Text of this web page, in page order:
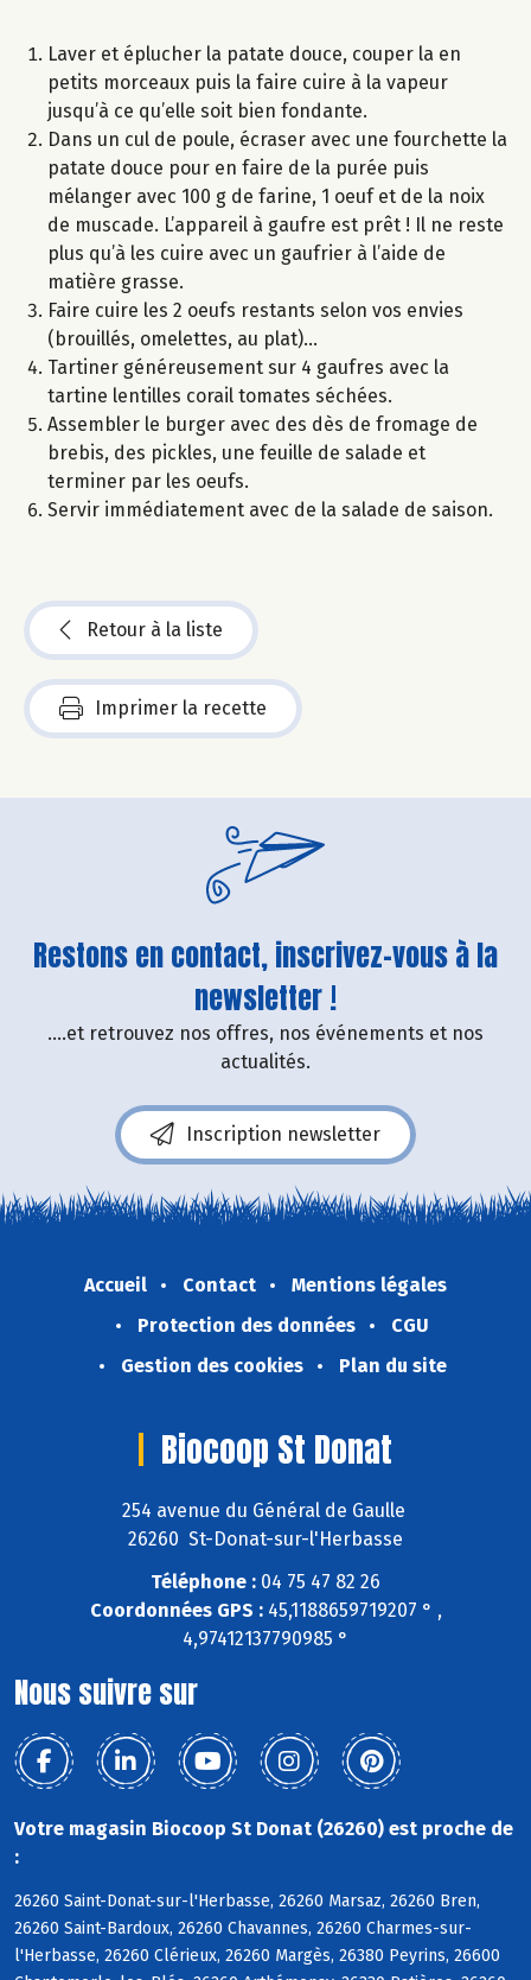
Laver et éplucher la patate douce, couper la en
petits morceaux puis la faire cuire à la vapeur
jusqu’à ce qu’elle soit bien fondante.
Dans un cul de poule, écraser avec une fourchette la
patate douce pour en faire de la purée puis
mélanger avec 100 g de farine, 1 oeuf et de la noix
de muscade. L’appareil à gaufre est prêt ! Il ne reste
plus qu’à les cuire avec un gaufrier à l’aide de
matière grasse.
Faire cuire les 2 oeufs restants selon vos envies
(brouillés, omelettes, au plat)…
Tartiner généreusement sur 4 gaufres avec la
tartine lentilles corail tomates séchées.
Assembler le burger avec des dès de fromage de
brebis, des pickles, une feuille de salade et
terminer par les oeufs.
Servir immédiatement avec de la salade de saison.
Retour à la liste
Imprimer la recette
Restons en contact, inscrivez-vous à la
newsletter !
....et retrouvez nos offres, nos événements et nos
actualités.
Inscription newsletter
Accueil Contact
Mentions légales
Protection des données
CGU
Gestion des cookies
Plan du site
Biocoop St Donat
254 avenue du Général de Gaulle
26260 St-Donat-sur-l'Herbasse
Téléphone : 04 75 47 82 26
Coordonnées GPS :45,1188659719207 ° ,
4,97412137790985 °
Nous suivre sur
Votre magasin Biocoop St Donat (26260) est proche de
:
26260 Saint-Donat-sur-l'Herbasse, 26260 Marsaz, 26260 Bren,
26260 Saint-Bardoux, 26260 Chavannes, 26260 Charmes-sur-
l'Herbasse, 26260 Clérieux, 26260 Margès, 26380 Peyrins, 26600